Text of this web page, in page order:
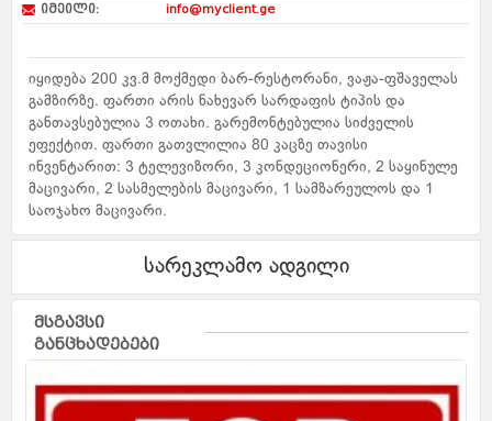
იმეილი:
info@myclient.ge
იყიდება 200 კვ.მ მოქმედი ბარ-რესტორანი, ვაჟა-ფშაველას
გამზირზე. ფართი არის ნახევარ სარდაფის ტიპის და
განთავსებულია 3 ოთახი. გარემონტებულია სიძველის
ეფექტით. ფართი გათვლილია 80 კაცზე თავისი
ინვენტარით: 3 ტელევიზორი, 3 კონდეციონერი, 2 საყინულე
მაცივარი, 2 სასმელების მაცივარი, 1 სამზარეულოს და 1
საოჯახო მაცივარი.
სარეკლამო ადგილი
მსგავსი
განცხადებები